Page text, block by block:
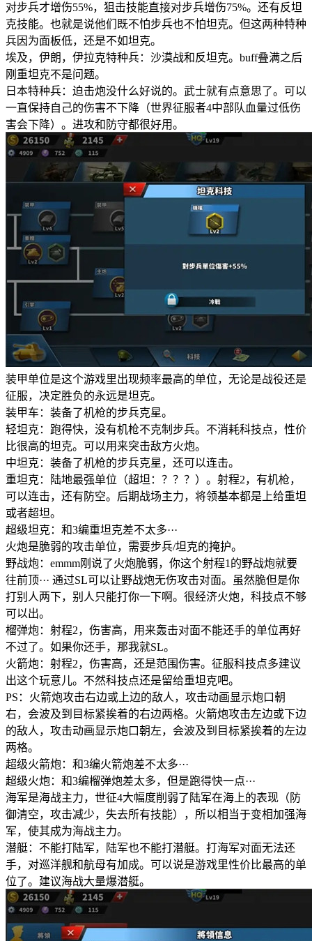
对步兵才增伤55%，狙击技能直接对步兵增伤75%。还有反坦
克技能。也就是说他们既不怕步兵也不怕坦克。但这两种特种
兵因为面板低，还是不如坦克。
埃及，伊朗，伊拉克特种兵：沙漠战和反坦克。buff叠满之后
刚重坦克不是问题。
日本特种兵：迫击炮没什么好说的。武士就有点意思了。可以
一直保持自己的伤害不下降（世界征服者4中部队血量过低伤
害会下降）。进攻和防守都很好用。
装甲单位是这个游戏里出现频率最高的单位，无论是战役还是
征服，决定胜负的永远是坦克。
装甲车：装备了机枪的步兵克星。
轻坦克：跑得快，没有机枪不克制步兵。不消耗科技点，性价
比很高的坦克。可以用来突击敌方火炮。
中坦克：装备了机枪的步兵克星，还可以连击。
重坦克：陆地最强单位（超坦：？？？）。射程2，有机枪，
可以连击，还有防空。后期战场主力，将领基本都是上给重坦
或者超坦。
超级坦克：和3编重坦克差不太多···
火炮是脆弱的攻击单位，需要步兵/坦克的掩护。
野战炮：emmm刚说了火炮脆弱，你这个射程1的野战炮就要
往前顶··· 通过SL可以让野战炮无伤攻击对面。虽然脆但是你
打别人两下，别人只能打你一下啊。很经济火炮，科技点不够
可以出。
榴弹炮：射程2，伤害高，用来轰击对面不能还手的单位再好
不过了。如果你还手，那我就SL。
火箭炮：射程2，伤害高，还是范围伤害。征服科技点多建议
出这个玩意儿。不然科技点还是留给重坦克吧。
PS：火箭炮攻击右边或上边的敌人，攻击动画显示炮口朝
右，会波及到目标紧挨着的右边两格。火箭炮攻击左边或下边
的敌人，攻击动画显示炮口朝左，会波及到目标紧挨着的左边
两格。
超级火箭炮：和3编火箭炮差不太多···
超级火炮：和3编榴弹炮差太多，但是跑得快一点···
海军是海战主力，世征4大幅度削弱了陆军在海上的表现（防
御清空，攻击减少，失去所有技能），所以相当于变相加强海
军，使其成为海战主力。
潜艇：不能打陆军，陆军也不能打潜艇。打海军对面无法还
手，对巡洋舰和航母有加成。可以说是游戏里性价比最高的单
位了。建议海战大量爆潜艇。